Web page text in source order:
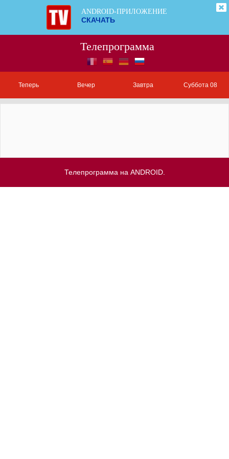
ANDROID-ПРИЛОЖЕНИЕ
СКАЧАТЬ
Телепрограмма
Теперь Вечер Завтра Суббота 08
Телепрограмма на ANDROID.